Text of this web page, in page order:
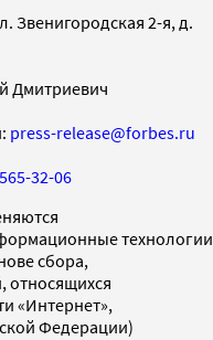
Звенигородская 2-я, д.
Дмитриевич
press-release@forbes.ru
32-06
технологии
сбора,
относящихся
«Интернет»,
Федерации)